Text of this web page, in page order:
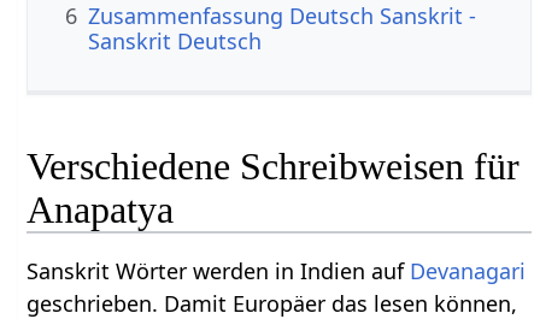
6 Zusammenfassung Deutsch Sanskrit -
Sanskrit Deutsch
Verschiedene Schreibweisen für
Anapatya
Sanskrit Wörter werden in Indien auf Devanagari
geschrieben. Damit Europäer das lesen können,